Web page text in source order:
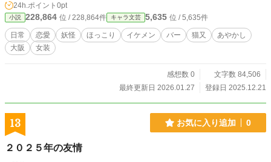
24h.ポイント 0pt
小説 228,864 位 / 228,864件 キャラ文芸 5,635 位 / 5,635件
日常 恋愛 妖怪 ほっこり イケメン バー 猫又
あやかし
大阪
女装
感想数 0
文字数 84,506
最終更新日 2026.01.27
登録日 2025.12.21
13 お気に入り追加 0
２０２５年の友情